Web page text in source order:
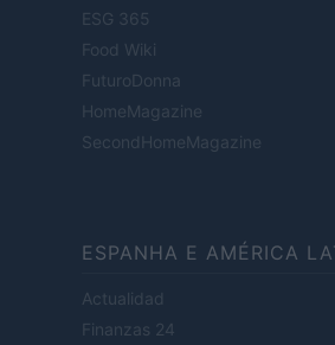
ESG 365
Food Wiki
FuturoDonna
HomeMagazine
SecondHomeMagazine
ESPANHA E AMÉRICA
Actualidad
Finanzas 24